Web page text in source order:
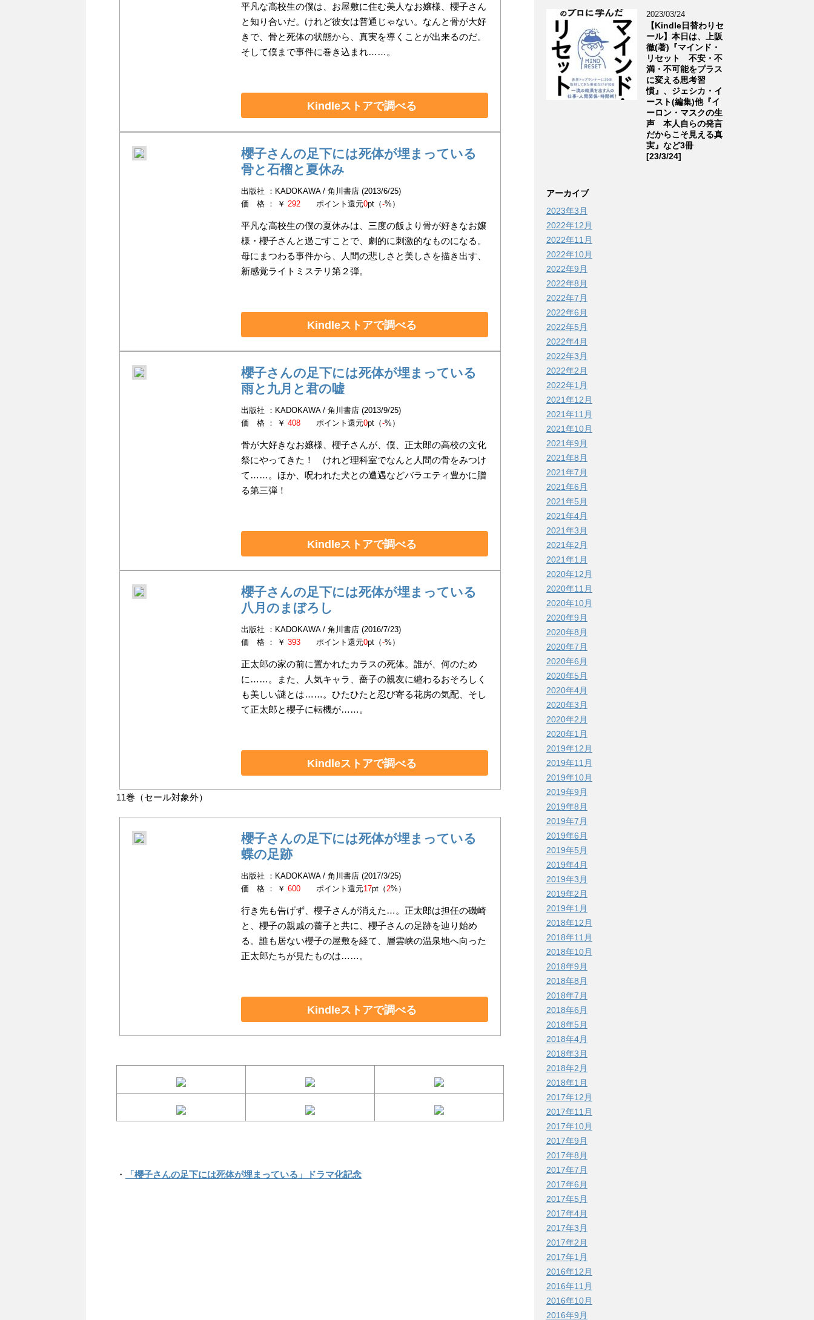
平凡な高校生の僕は、お屋敷に住む美人なお嬢様、櫻子さん
と知り合いだ。けれど彼女は普通じゃない。なんと骨が大好
きで、骨と死体の状態から、真実を導くことが出来るのだ。
そして僕まで事件に巻き込まれ……。
Kindleストアで調べる
櫻子さんの足下には死体が埋まっている
骨と石榴と夏休み
出版社 ：KADOKAWA / 角川書店 (2013/6/25)
価 格 ： ￥ 292 ポイント還元0pt（-%）
平凡な高校生の僕の夏休みは、三度の飯より骨が好きなお嬢
様・櫻子さんと過ごすことで、劇的に刺激的なものになる。
母にまつわる事件から、人間の悲しさと美しさを描き出す、
新感覚ライトミステリ第２弾。
Kindleストアで調べる
櫻子さんの足下には死体が埋まっている
雨と九月と君の嘘
出版社 ：KADOKAWA / 角川書店 (2013/9/25)
価 格 ： ￥408 ポイント還元0pt（-%）
骨が大好きなお嬢様、櫻子さんが、僕、正太郎の高校の文化
祭にやってきた！ けれど理科室でなんと人間の骨をみつけ
て……。ほか、呪われた犬との遭遇などバラエティ豊かに贈
る第三弾！
Kindleストアで調べる
櫻子さんの足下には死体が埋まっている
八月のまぼろし
出版社 ：KADOKAWA / 角川書店 (2016/7/23)
価 格 ： ￥393 ポイント還元0pt（-%）
正太郎の家の前に置かれたカラスの死体。誰が、何のため
に……。また、人気キャラ、薔子の親友に纏わるおそろしく
も美しい謎とは……。ひたひたと忍び寄る花房の気配、そし
て正太郎と櫻子に転機が……。
Kindleストアで調べる
11巻（セール対象外）
櫻子さんの足下には死体が埋まっている
蝶の足跡
出版社 ：KADOKAWA / 角川書店 (2017/3/25)
価 格 ： ￥600 ポイント還元17pt（ 2%）
行き先も告げず、櫻子さんが消えた…。正太郎は担任の磯崎
と、櫻子の親戚の薔子と共に、櫻子さんの足跡を辿り始め
る。誰も居ない櫻子の屋敷を経て、層雲峡の温泉地へ向った
正太郎たちが見たものは……。
Kindleストアで調べる
・ 「櫻子さんの足下には死体が埋まっている」ドラマ化記念
2023/03/24
【Kindle日替わりセ
ール】本日は、上阪
徹(著)『マインド・
リセット 不安・不
満・不可能をプラス
に変える思考習
慣』、ジェシカ・イ
ースト(編集)他『イ
ーロン・マスクの生
声 本人自らの発言
だからこそ見える真
実』など3冊
[23/3/24]
アーカイブ
2023年3月
2022年12月
2022年11月
2022年10月
2022年9月
2022年8月
2022年7月
2022年6月
2022年5月
2022年4月
2022年3月
2022年2月
2022年1月
2021年12月
2021年11月
2021年10月
2021年9月
2021年8月
2021年7月
2021年6月
2021年5月
2021年4月
2021年3月
2021年2月
2021年1月
2020年12月
2020年11月
2020年10月
2020年9月
2020年8月
2020年7月
2020年6月
2020年5月
2020年4月
2020年3月
2020年2月
2020年1月
2019年12月
2019年11月
2019年10月
2019年9月
2019年8月
2019年7月
2019年6月
2019年5月
2019年4月
2019年3月
2019年2月
2019年1月
2018年12月
2018年11月
2018年10月
2018年9月
2018年8月
2018年7月
2018年6月
2018年5月
2018年4月
2018年3月
2018年2月
2018年1月
2017年12月
2017年11月
2017年10月
2017年9月
2017年8月
2017年7月
2017年6月
2017年5月
2017年4月
2017年3月
2017年2月
2017年1月
2016年12月
2016年11月
2016年10月
2016年9月